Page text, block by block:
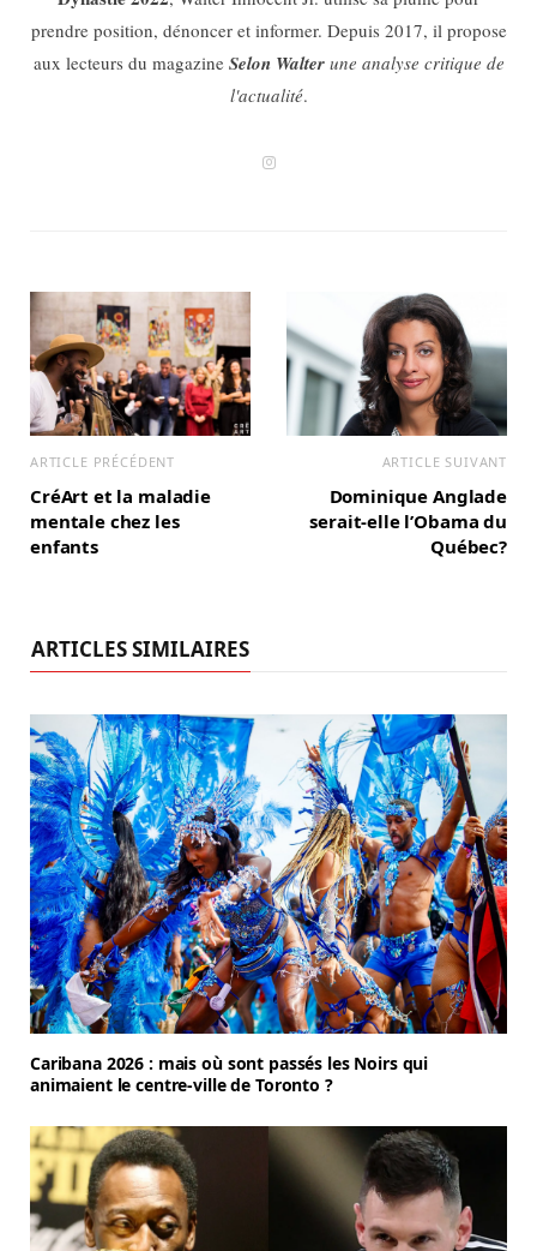
prendre position, dénoncer et informer. Depuis 2017, il propose
aux lecteurs du magazine Selon Walterune analyse critique de
l'actualité.
I
ARTICLE PRÉCÉDENT
CréArt et la maladie
mentale chez les
enfants
ARTICLE SUIVANT
Dominique Anglade
serait-elle l’Obama du
Québec?
ARTICLES SIMILAIRES
Caribana 2026 : mais où sont passés les Noirs qui
animaient le centre-ville de Toronto ?